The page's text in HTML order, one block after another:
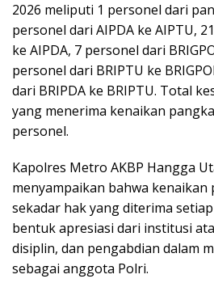
2026 meliputi 1 personel dari
personel dari AIPDA ke AIPTU,
ke AIPDA, 7 personel dari
personel dari BRIPTU ke
dari BRIPDA ke BRIPTU. Total
yang menerima kenaikan
personel.
Kapolres Metro AKBP Hangga
menyampaikan bahwa
sekadar hak yang diterima
bentuk apresiasi dari institusi
disiplin, dan pengabdian dalam
sebagai anggota Polri.